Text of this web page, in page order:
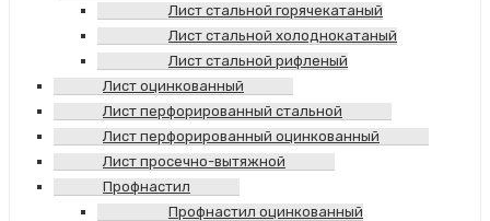
Лист стальной горячекатаный
Лист стальной холоднокатаный
Лист стальной рифленый
Лист оцинкованный
Лист перфорированный стальной
Лист перфорированный оцинкованный
Лист просечно-вытяжной
Профнастил
Профнастил оцинкованный